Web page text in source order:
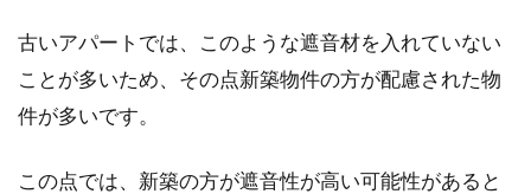
古いアパートでは、このような遮音材を入れていない
ことが多いため、その点新築物件の方が配慮された物
件が多いです。
この点では、新築の方が遮音性が高い可能性があると